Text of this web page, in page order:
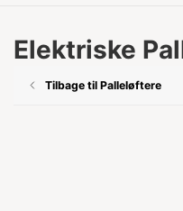
Elektriske
Tilbage til Palleløftere